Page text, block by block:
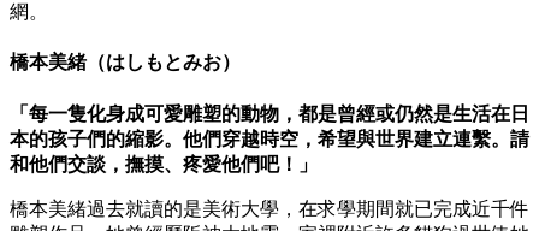
網。
橋本美緒（はしもとみお）
「每一隻化身成可愛雕塑的動物，都是曾經或仍然是生活在日
本的孩子們的縮影。他們穿越時空，希望與世界建立連繫。請
和他們交談，撫摸、疼愛他們吧！」
橋本美緒過去就讀的是美術大學，在求學期間就已完成近千件